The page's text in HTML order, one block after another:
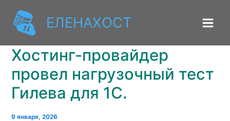
содержимомуЕЛЕНАХОСТ
Хостинг-провайдер
провел нагрузочный тест
Гилева для 1С.
9 января, 2026